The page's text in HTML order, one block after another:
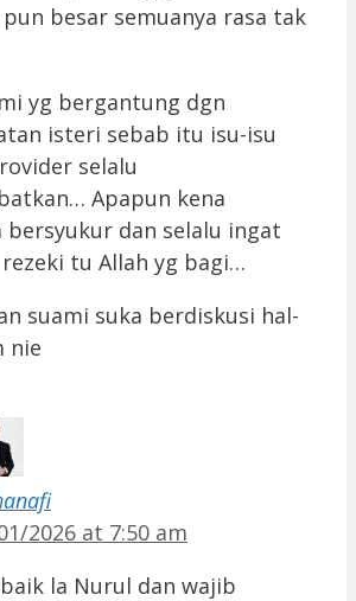
besar semuanya rasa tak
yg bergantung dgn
isteri sebab itu isu-isu
selalu
Apapun kena
bersyukur dan selalu ingat
tu Allah yg bagi…
suami suka berdiskusi hal-
nie
2026 at 7:50 am
la Nurul dan wajib